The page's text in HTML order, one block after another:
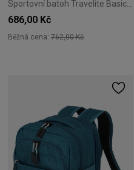
686,00 Kč
Běžná cena: 762,00 Kč